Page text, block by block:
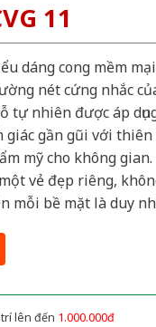
11
dáng cong mềm
nét cứng nhắc
tự nhiên được áp
giác gần gũi với thiên
mỹ cho không
vẻ đẹp riêng,
mỗi bề mặt là duy
lên đến 1.000.000đ